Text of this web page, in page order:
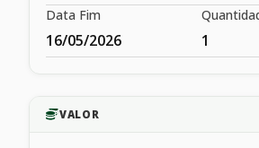
Data Fim
16/05/2026 1
VALOR